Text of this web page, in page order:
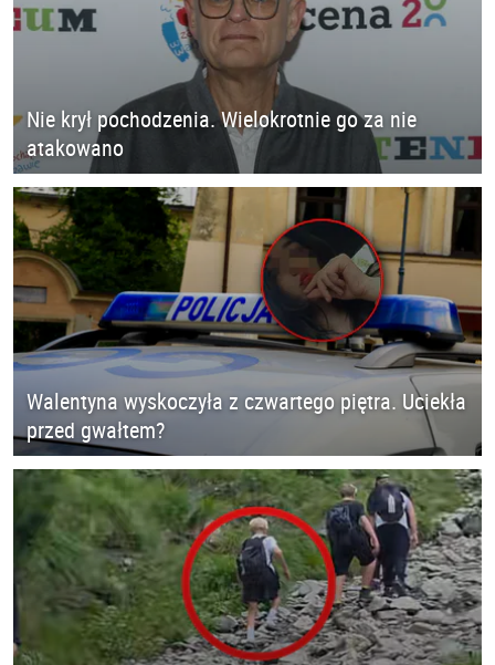
Nie krył pochodzenia. Wielokrotnie go za nie
atakowano
Walentyna wyskoczyła z czwartego piętra. Uciekła
przed gwałtem?